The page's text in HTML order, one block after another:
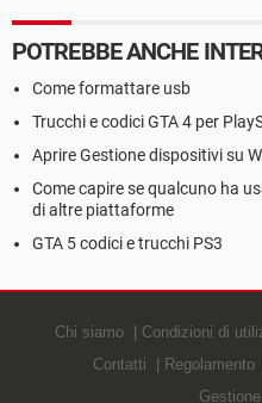
POTREBBE ANCHE
Come formattare usb
Trucchi e codici GTA 4 per
Aprire Gestione dispositivi su
Come capire se qualcuno ha
di altre piattaforme
GTA 5 codici e trucchi PS3
Chi siamo Condizioni di
Contatti
Regolamento